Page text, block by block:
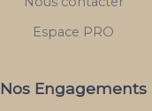
Espace PRO
Nos Engagements